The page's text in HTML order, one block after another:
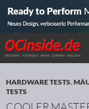
Redaktion
Suchen
ZUM INHALT
HARDWARE TESTS,
TESTS